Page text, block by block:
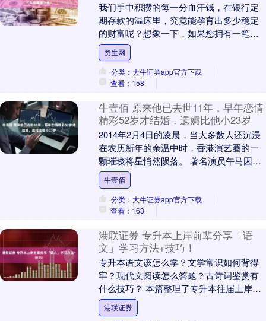
我们手中积攒的每一分血汗钱，在银行定
期存款的温床里，究竟能孕育出多少稳定
的财富呢？想象一下，如果您拥有一笔十
万、二十万，乃至更为可观的存款，它们
静静地躺在银行账....
资生网
分类：大牛证券app官方下载
查看：158
牛壹佰 原来他已去世11年，早年恋情
精彩52岁才结婚，遗孀比他小23岁
2014年2月4日的凌晨，当大多数人还沉浸
在农历新年的余温中时，香港演艺圈的一
颗璀璨将星悄然陨落。 著名演员午马因肺
癌在家中病逝，享年71岁。 消息一出，两
岸三....
牛壹佰
分类：大牛证券app官方下载
查看：163
港联证券 专升本上岸前辈分享「语
文」学习方法+技巧！
专升本语文该怎么学？文学常识如何背得
牢？现代文阅读怎么答题？古诗词鉴赏有
什么技巧？ 本篇整理了专升本往届上岸前
辈分享的——语文科目学习方法，希望前
辈们的备考经验....
港联证券